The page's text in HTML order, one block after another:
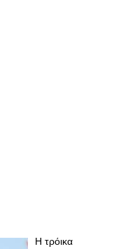
Η τρόικα